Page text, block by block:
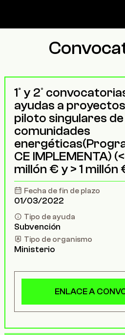
1ª y 2º
ayudas a proyectos
piloto singulares de
comunidades
CE IMPLEMENTA)
millón € y > 1 millón
Fecha de fin de plazo
01/03/2022
Tipo de ayuda
Subvención
Tipo de organismo
Ministerio
ENLACE A